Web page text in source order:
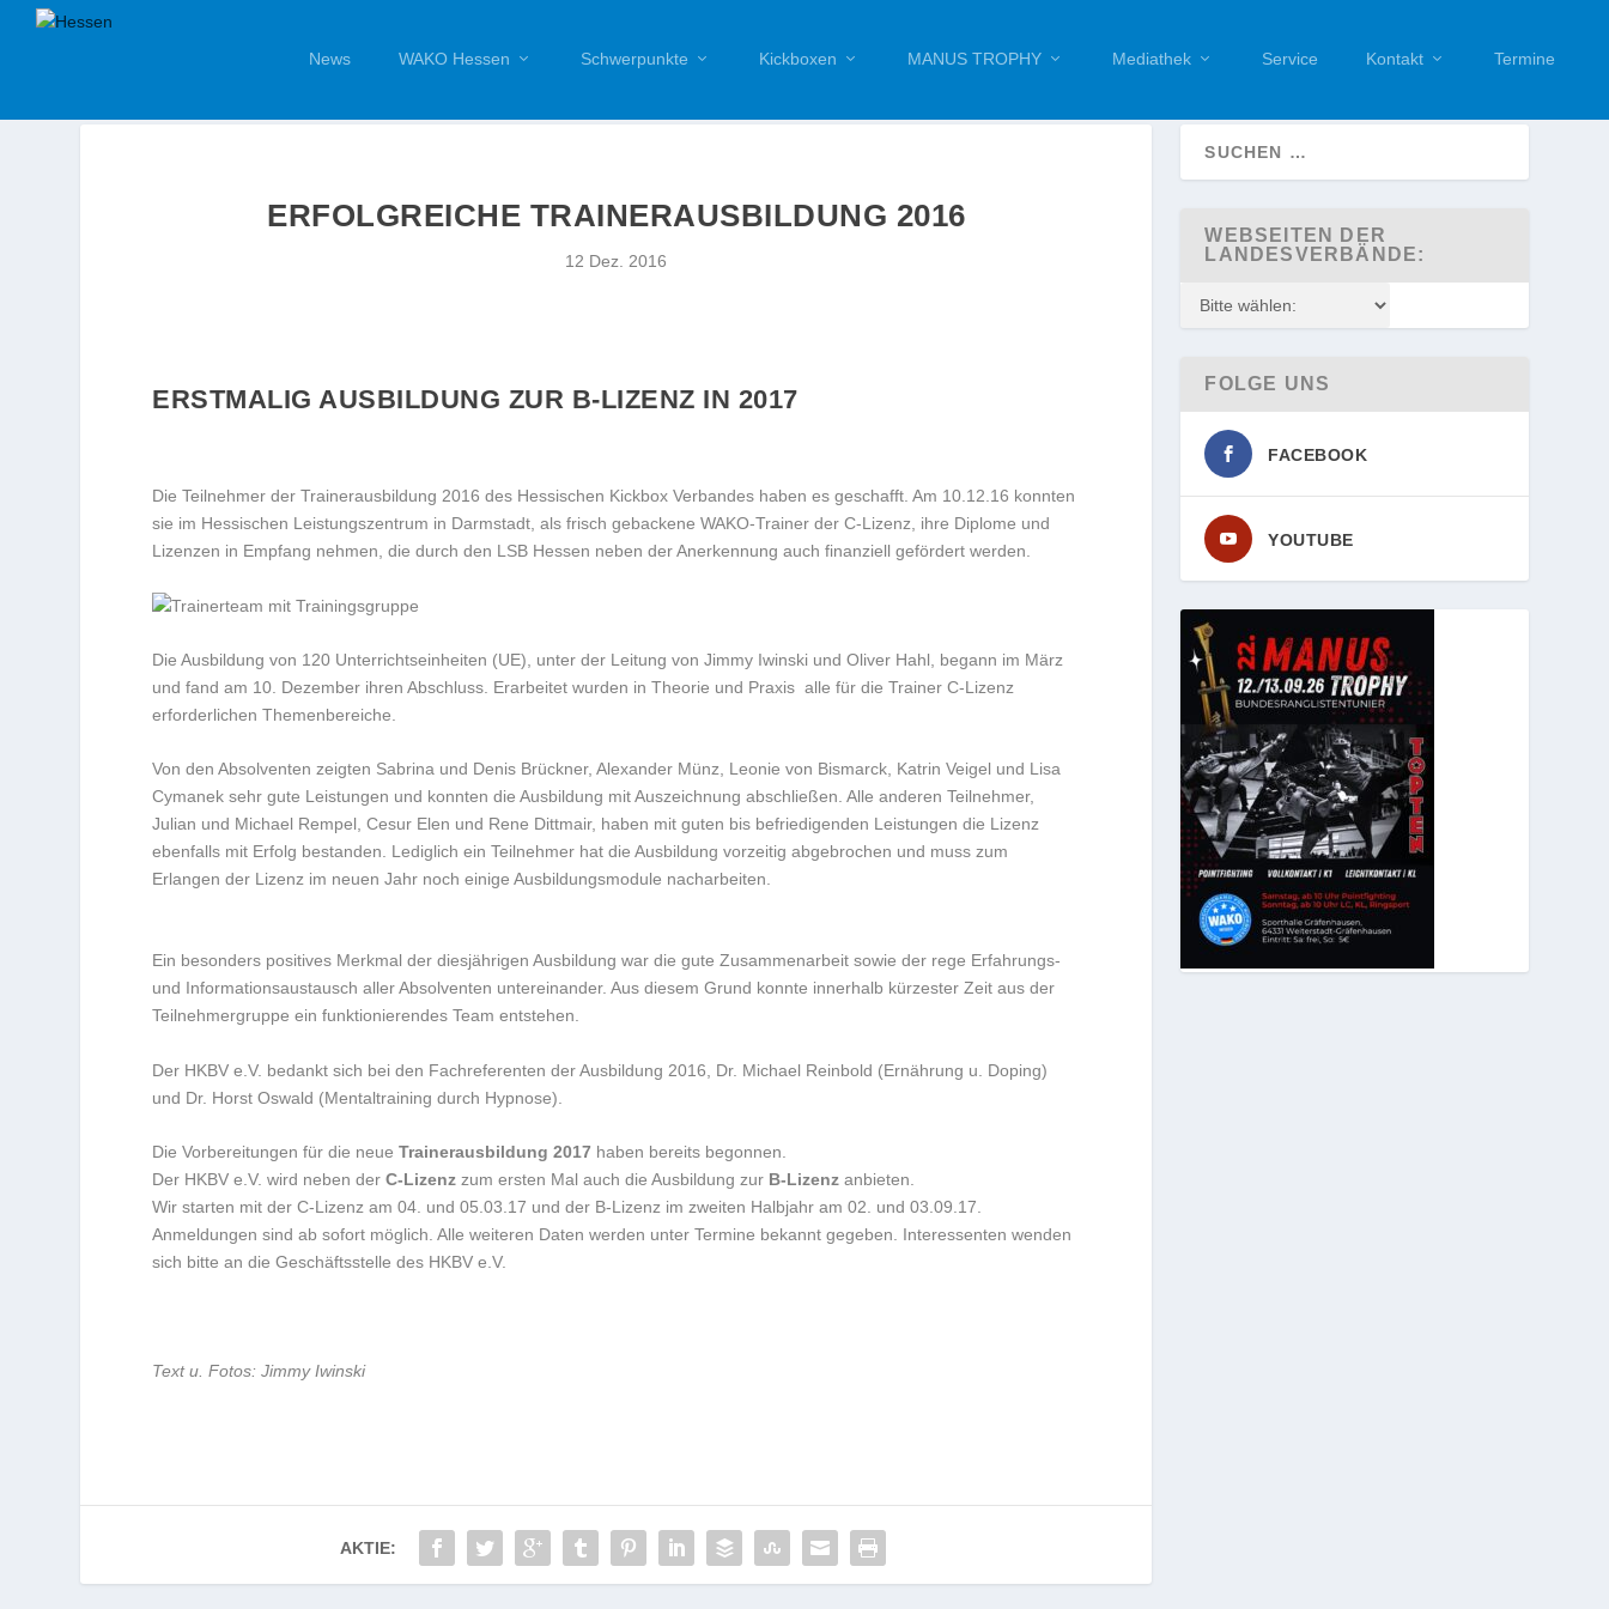
News WAKO Hessen Schwerpunkte Kickboxen MANUS TROPHY Mediathek Service Kontakt Termine
ERFOLGREICHE TRAINERAUSBILDUNG 2016
12 Dez. 2016
ERSTMALIG AUSBILDUNG ZUR B-LIZENZ IN 2017
Die Teilnehmer der Trainerausbildung 2016 des Hessischen Kickbox Verbandes haben es geschafft. Am 10.12.16 konnten
sie im Hessischen Leistungszentrum in Darmstadt, als frisch gebackene WAKO-Trainer der C-Lizenz, ihre Diplome und
Lizenzen in Empfang nehmen, die durch den LSB Hessen neben der Anerkennung auch finanziell gefördert werden.
Die Ausbildung von 120 Unterrichtseinheiten (UE), unter der Leitung von Jimmy Iwinski und Oliver Hahl, begann im März
und fand am 10. Dezember ihren Abschluss. Erarbeitet wurden in Theorie und Praxis alle für die Trainer C-Lizenz
erforderlichen Themenbereiche.
Von den Absolventen zeigten Sabrina und Denis Brückner, Alexander Münz, Leonie von Bismarck, Katrin Veigel und Lisa
Cymanek sehr gute Leistungen und konnten die Ausbildung mit Auszeichnung abschließen. Alle anderen Teilnehmer,
Julian und Michael Rempel, Cesur Elen und Rene Dittmair, haben mit guten bis befriedigenden Leistungen die Lizenz
ebenfalls mit Erfolg bestanden. Lediglich ein Teilnehmer hat die Ausbildung vorzeitig abgebrochen und muss zum
Erlangen der Lizenz im neuen Jahr noch einige Ausbildungsmodule nacharbeiten.
Ein besonders positives Merkmal der diesjährigen Ausbildung war die gute Zusammenarbeit sowie der rege Erfahrungs-
und Informationsaustausch aller Absolventen untereinander. Aus diesem Grund konnte innerhalb kürzester Zeit aus der
Teilnehmergruppe ein funktionierendes Team entstehen.
Der HKBV e.V. bedankt sich bei den Fachreferenten der Ausbildung 2016, Dr. Michael Reinbold (Ernährung u. Doping)
und Dr. Horst Oswald (Mentaltraining durch Hypnose).
Die Vorbereitungen für die neueTrainerausbildung 2017 haben bereits begonnen.
Der HKBV e.V. wird neben derC-Lizenz zum ersten Mal auch die Ausbildung zur B-Lizenz anbieten.
Wir starten mit der C-Lizenz am 04. und 05.03.17 und der B-Lizenz im zweiten Halbjahr am 02. und 03.09.17.
Anmeldungen sind ab sofort möglich. Alle weiteren Daten werden unter Termine bekannt gegeben. Interessenten wenden
sich bitte an die Geschäftsstelle des HKBV e.V.
Text u. Fotos: Jimmy Iwinski
AKTIE:
WEBSEITEN DER
LANDESVERBÄNDE:
FOLGE UNS
FACEBOOK
YOUTUBE